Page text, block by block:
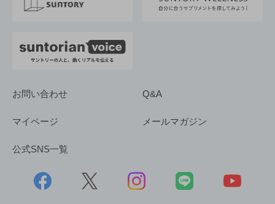
採用情報
お問い合わせ Q&A
マイページ メールマガジン
公式SNS一覧